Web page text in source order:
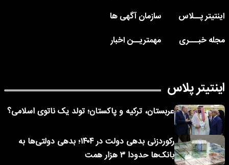
اینتیتر پــلاس
سازمان آگهی ها
مجله خبـــری
مهمتریــن اخبار
اینتیتر پلاس
عربستان، ترکیه و پاکستان؛ تولد یک ناتوی اسلامی؟
رکوردزنی بدهی دولت در ۱۴۰۴؛ بدهی دولتی‌ها به
بانک‌ها حدودا ۳ هزار همت